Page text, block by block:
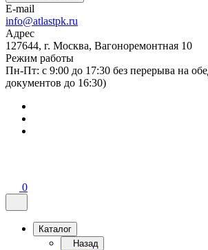
E-mail
info@atlastpk.ru
Адрес
127644, г. Москва, Вагоноремонтная 10
Режим работы
Пн-Пт: с 9:00 до 17:30 без перерыва на
документов до 16:30)
0
Каталог
Назад